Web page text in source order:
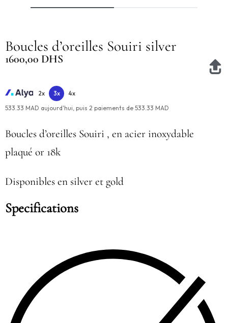
Boucles d’oreilles Souiri silver
1600,00 DHS
2x 3x
4x
533.33 MAD aujourd'hui, puis 2 paiements de 533.33 MAD
Boucles d’oreilles Souiri , en acier inoxydable
plaqué or 18k
Disponibles en silver et gold
Specifications